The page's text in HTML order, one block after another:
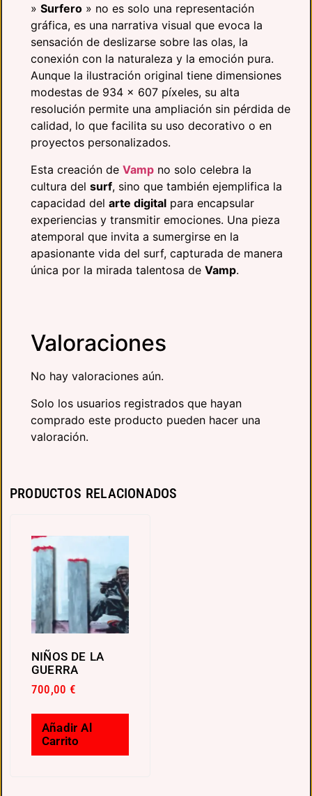
» Surfero » no es solo una representación
gráfica, es una narrativa visual que evoca la
sensación de deslizarse sobre las olas, la
conexión con la naturaleza y la emoción pura.
Aunque la ilustración original tiene dimensiones
modestas de 934 x 607 píxeles, su alta
resolución permite una ampliación sin pérdida de
calidad, lo que facilita su uso decorativo o en
proyectos personalizados.
Esta creación de Vamp no solo celebra la
cultura del surf, sino que también ejemplifica la
capacidad del arte digital para encapsular
experiencias y transmitir emociones. Una pieza
atemporal que invita a sumergirse en la
apasionante vida del surf, capturada de manera
única por la mirada talentosa de Vamp.
Valoraciones
No hay valoraciones aún.
Solo los usuarios registrados que hayan
comprado este producto pueden hacer una
valoración.
PRODUCTOS RELACIONADOS
NIÑOS DE LA
GUERRA
700,00€
Añadir Al
Carrito